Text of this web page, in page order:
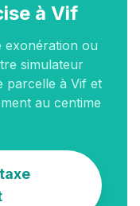
à Vif
exonération ou
simulateur
parcelle à Vif et
au centime